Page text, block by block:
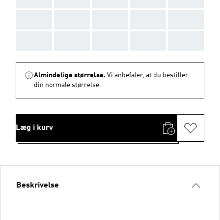
Almindelige størrelse. Vi anbefaler, at du bestiller
din normale størrelse.
Læg i kurv
Beskrivelse